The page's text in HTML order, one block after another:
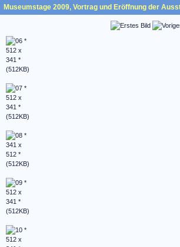
Museumstage 2009, Vortrag und Eröffnung der